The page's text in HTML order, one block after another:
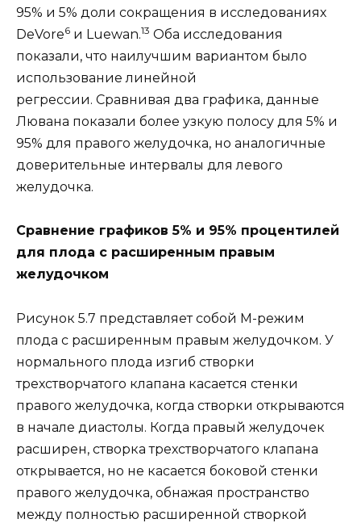
95% и 5% доли сокращения в исследованиях
DeVore6 и Luewan.13 Оба исследования
показали, что наилучшим вариантом было
использование линейной
регрессии. Сравнивая два графика, данные
Лювана показали более узкую полосу для 5% и
95% для правого желудочка, но аналогичные
доверительные интервалы для левого
желудочка.
Сравнение графиков 5% и 95% процентилей
для плода с расширенным правым
желудочком
Рисунок 5.7 представляет собой М-режим
плода с расширенным правым желудочком. У
нормального плода изгиб створки
трехстворчатого клапана касается стенки
правого желудочка, когда створки открываются
в начале диастолы. Когда правый желудочек
расширен, створка трехстворчатого клапана
открывается, но не касается боковой стенки
правого желудочка, обнажая пространство
между полностью расширенной створкой